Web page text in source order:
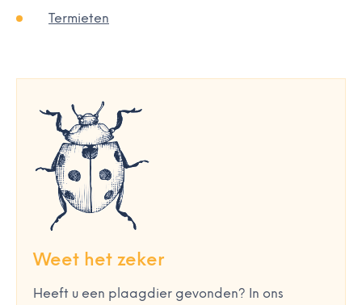
Termieten
Weet het zeker
Heeft u een plaagdier gevonden? In ons